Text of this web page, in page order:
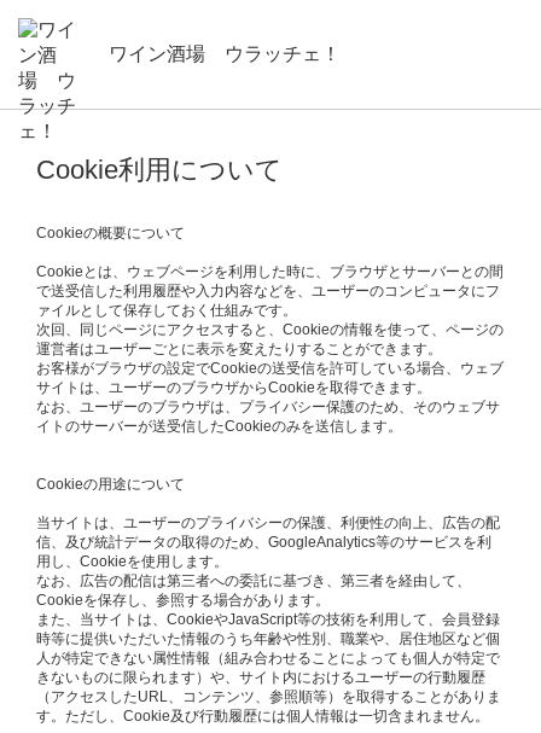
ワイン酒場 ウラッチェ！
Cookie利用について
Cookieの概要について
Cookieとは、ウェブページを利用した時に、ブラウザとサーバーとの間
で送受信した利用履歴や入力内容などを、ユーザーのコンピュータにフ
ァイルとして保存しておく仕組みです。
次回、同じページにアクセスすると、Cookieの情報を使って、ページの
運営者はユーザーごとに表示を変えたりすることができます。
お客様がブラウザの設定でCookieの送受信を許可している場合、ウェブ
サイトは、ユーザーのブラウザからCookieを取得できます。
なお、ユーザーのブラウザは、プライバシー保護のため、そのウェブサ
イトのサーバーが送受信したCookieのみを送信します。
Cookieの用途について
当サイトは、ユーザーのプライバシーの保護、利便性の向上、広告の配
信、及び統計データの取得のため、GoogleAnalytics等のサービスを利
用し、Cookieを使用します。
なお、広告の配信は第三者への委託に基づき、第三者を経由して、
Cookieを保存し、参照する場合があります。
また、当サイトは、CookieやJavaScript等の技術を利用して、会員登録
時等に提供いただいた情報のうち年齢や性別、職業や、居住地区など個
人が特定できない属性情報（組み合わせることによっても個人が特定で
きないものに限られます）や、サイト内におけるユーザーの行動履歴
（アクセスしたURL、コンテンツ、参照順等）を取得することがありま
す。ただし、Cookie及び行動履歴には個人情報は一切含まれません。